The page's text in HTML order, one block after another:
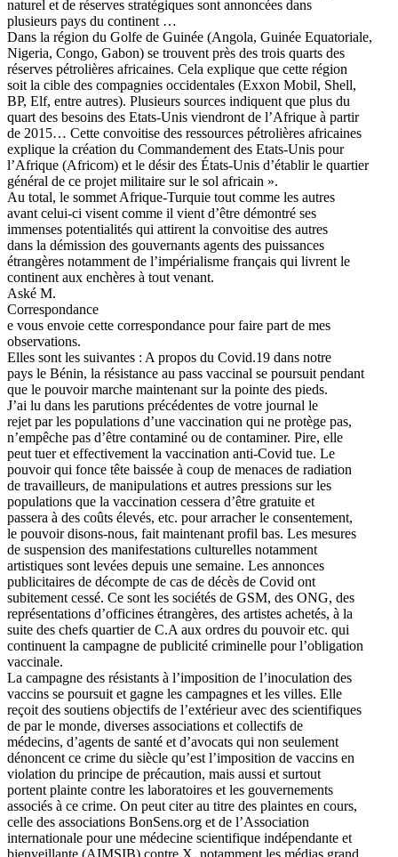
naturel et de réserves stratégiques sont annoncées dans
plusieurs pays du continent …
Dans la région du Golfe de Guinée (Angola, Guinée Equatoriale,
Nigeria, Congo, Gabon) se trouvent près des trois quarts des
réserves pétrolières africaines. Cela explique que cette région
soit la cible des compagnies occidentales (Exxon Mobil, Shell,
BP, Elf, entre autres). Plusieurs sources indiquent que plus du
quart des besoins des Etats-Unis viendront de l’Afrique à partir
de 2015… Cette convoitise des ressources pétrolières africaines
explique la création du Commandement des Etats-Unis pour
l’Afrique (Africom) et le désir des États-Unis d’établir le quartier
général de ce projet militaire sur le sol africain ».
Au total, le sommet Afrique-Turquie tout comme les autres
avant celui-ci visent comme il vient d’être démontré ses
immenses potentialités qui attirent la convoitise des autres
dans la démission des gouvernants agents des puissances
étrangères notamment de l’impérialisme français qui livrent le
continent aux enchères à tout venant.
Aské M.
Correspondance
e vous envoie cette correspondance pour faire part de mes
observations.
Elles sont les suivantes : A propos du Covid.19 dans notre
pays le Bénin, la résistance au pass vaccinal se poursuit pendant
que le pouvoir marche maintenant sur la pointe des pieds.
J’ai lu dans les parutions précédentes de votre journal le
rejet par les populations d’une vaccination qui ne protège pas,
n’empêche pas d’être contaminé ou de contaminer. Pire, elle
peut tuer et effectivement la vaccination anti-Covid tue. Le
pouvoir qui fonce tête baissée à coup de menaces de radiation
de travailleurs, de manipulations et autres pressions sur les
populations que la vaccination cessera d’être gratuite et
passera à des coûts élevés, etc. pour arracher le consentement,
le pouvoir disons-nous, fait maintenant profil bas. Les mesures
de suspension des manifestations culturelles notamment
artistiques sont levées depuis une semaine. Les annonces
publicitaires de décompte de cas de décès de Covid ont
subitement cessé. Ce sont les sociétés de GSM, des ONG, des
représentations d’officines étrangères, des artistes achetés, à la
suite des chefs quartier de C.A aux ordres du pouvoir etc. qui
continuent la campagne de publicité criminelle pour l’obligation
vaccinale.
La campagne des résistants à l’imposition de l’inoculation des
vaccins se poursuit et gagne les campagnes et les villes. Elle
reçoit des soutiens objectifs de l’extérieur avec des scientifiques
de par le monde, diverses associations et collectifs de
médecins, d’agents de santé et d’avocats qui non seulement
dénoncent ce crime du siècle qu’est l’imposition de vaccins en
violation du principe de précaution, mais aussi et surtout
portent plainte contre les laboratoires et les gouvernements
associés à ce crime. On peut citer au titre des plaintes en cours,
celle des associations BonSens.org et de l’Association
internationale pour une médecine scientifique indépendante et